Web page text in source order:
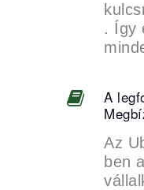
. Így
A
Az
ben